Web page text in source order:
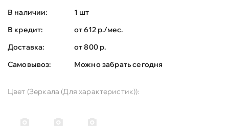
В наличии:
1 шт
В кредит:
от 612 р./мес.
Доставка:
от 800 р.
Самовывоз:
Можно забрать сегодня
Цвет (Зеркала (Для характеристик)):